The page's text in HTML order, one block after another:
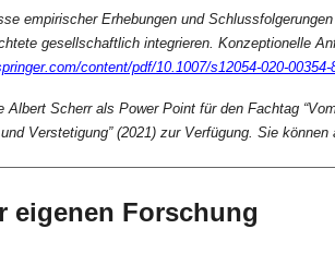
empirischer Erhebungen und
gesellschaftlich integrieren. Konzeptionelle
content/pdf/10.1007/s12054-020-00354-
Albert Scherr als Power Point für den Fachtag
Verstetigung” (2021) zur Verfügung. Sie
eigenen Forschung